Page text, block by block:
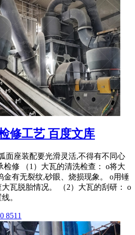
修工艺 百度文库
面座装配要光滑灵活,不得有不同心
检修 （1）大瓦的清洗检查： o将大
金有无裂纹,砂眼、烧损现象。 o用锤
瓦脱胎情况。 （2）大瓦的刮研： o
。
8511